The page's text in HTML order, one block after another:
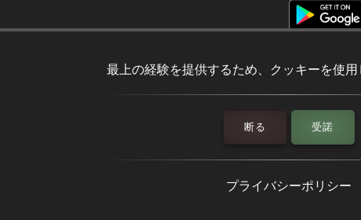
最上の経験を提供するため、クッキーを使用
断る 受諾
プライバシーポリシー